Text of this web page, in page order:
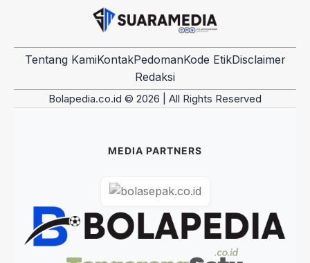
Tentang KamiKontakPedomanKode EtikDisclaimer
Redaksi
Bolapedia.co.id © 2026 | All Rights Reserved
MEDIA PARTNERS